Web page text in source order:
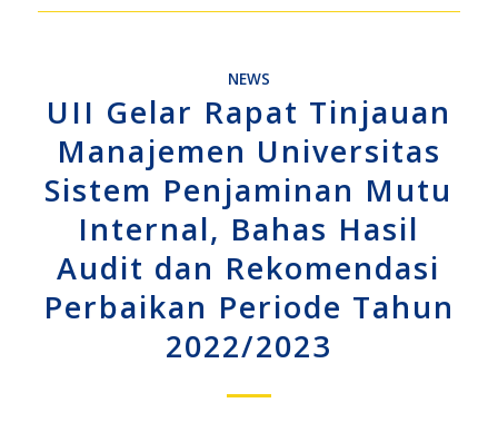
NEWS
UII Gelar Rapat Tinjauan
Manajemen Universitas
Sistem Penjaminan Mutu
Internal, Bahas Hasil
Audit dan Rekomendasi
Perbaikan Periode Tahun
2022/2023